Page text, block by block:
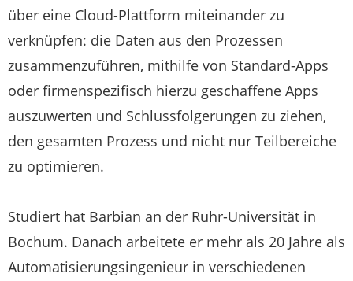
über eine Cloud-Plattform miteinander zu
verknüpfen: die Daten aus den Prozessen
zusammenzuführen, mithilfe von Standard-Apps
oder firmenspezifisch hierzu geschaffene Apps
auszuwerten und Schlussfolgerungen zu ziehen,
den gesamten Prozess und nicht nur Teilbereiche
zu optimieren.
Studiert hat Barbian an der Ruhr-Universität in
Bochum. Danach arbeitete er mehr als 20 Jahre als
Automatisierungsingenieur in verschiedenen